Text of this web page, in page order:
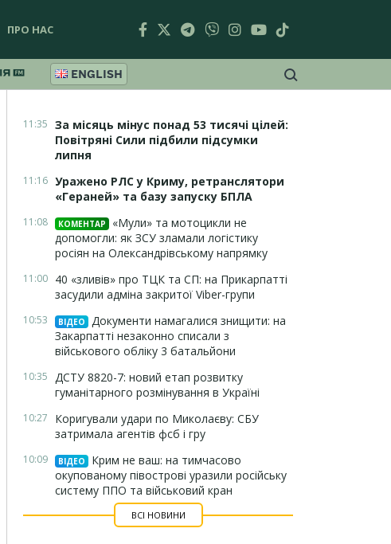
ПРО НАС
ENGLISH
11:35 За місяць мінус понад 53 тисячі цілей:
Повітряні Сили підбили підсумки
липня
11:16 Уражено РЛС у Криму, ретранслятори
«Гераней» та базу запуску БПЛА
11:08 КОМЕНТАР
«Мули» та мотоцикли не
допомогли: як ЗСУ зламали логістику
росіян на Олександрівському напрямку
11:00 40 «зливів» про ТЦК та СП: на Прикарпатті
засудили адміна закритої Viber-групи
10:53 ВІДЕО
Документи намагалися знищити: на
Закарпатті незаконно списали з
військового обліку 3 батальйони
10:35 ДСТУ 8820-7: новий етап розвитку
гуманітарного розмінування в Україні
10:27
Коригували удари по Миколаєву: СБУ
затримала агентів фсб і гру
10:09 ВІДЕО
Крим не ваш: на тимчасово
окупованому півострові уразили російську
систему ППО та військовий кран
ВСІ НОВИНИ